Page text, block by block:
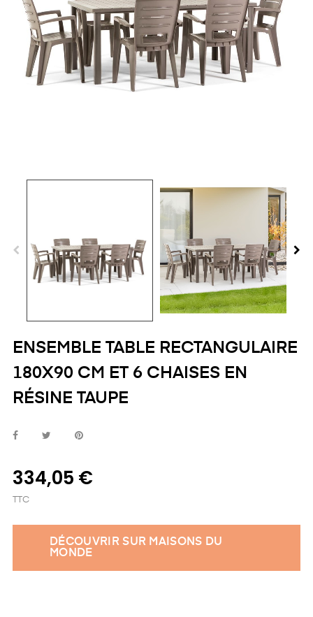
ENSEMBLE TABLE RECTANGULAIRE
180X90 CM ET 6 CHAISES EN
RÉSINE TAUPE
334,05 €
TTC
DÉCOUVRIR SUR MAISONS DU
MONDE